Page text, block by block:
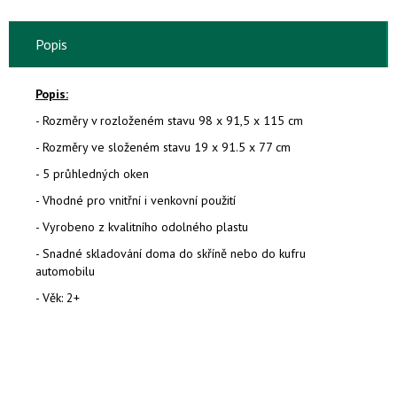
Popis
Popis:
- Rozměry v rozloženém stavu 98 x 91,5 x 115 cm
- Rozměry ve složeném stavu 19 x 91.5 x 77 cm
- 5 průhledných oken
- Vhodné pro vnitřní i venkovní použití
- Vyrobeno z kvalitního odolného plastu
- Snadné skladování doma do skříně nebo do kufru
automobilu
- Věk: 2+